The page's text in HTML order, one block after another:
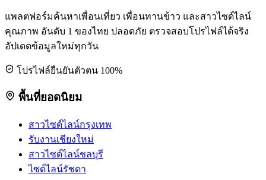
แพลตฟอร์มค้นหาเพื่อนเที่ยว เพื่อนทานข้าว และสาวไซด์ไลน์
คุณภาพ อันดับ 1 ของไทย ปลอดภัย ตรวจสอบโปรไฟล์ได้จริง
อัปเดตข้อมูลใหม่ทุกวัน
โปรไฟล์ยืนยันตัวตน 100%
พื้นที่ยอดนิยม
สาวไซด์ไลน์กรุงเทพ
รับงานเชียงใหม่
สาวไซด์ไลน์ชลบุรี
ไซด์ไลน์รัชดา